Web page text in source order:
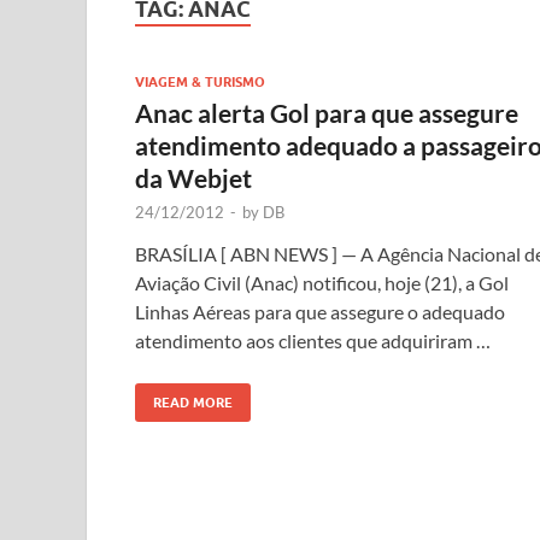
TAG:ANAC
VIAGEM & TURISMO
Anac alerta Gol para que assegure
atendimento adequado a
da Webjet
24/12/2012 - by DB
BRASÍLIA [ ABN NEWS ] — A Agência Nacional
Aviação Civil (Anac) notificou, hoje (21), a Gol
Linhas Aéreas para que assegure o adequado
atendimento aos clientes que adquiriram …
READ MORE